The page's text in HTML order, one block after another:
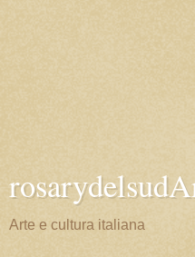
Arte e cultura italiana